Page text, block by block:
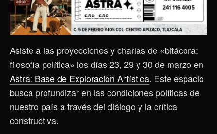
Asiste a las proyecciones y charlas de «bitácora:
filosofía política» los días 23, 29 y 30 de marzo en
Astra: Base de Exploración Artística. Este espacio
busca profundizar en las condiciones políticas de
nuestro país a través del diálogo y la crítica
constructiva.